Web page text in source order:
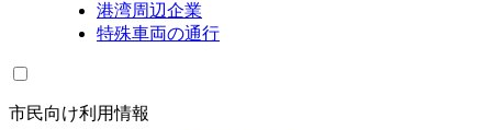
港湾周辺企業
特殊車両の通行
市民向け利用情報